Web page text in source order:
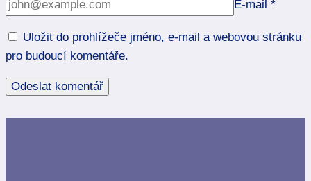
E-mail *
Uložit do prohlížeče jméno, e-mail a webovou stránku
pro budoucí komentáře.